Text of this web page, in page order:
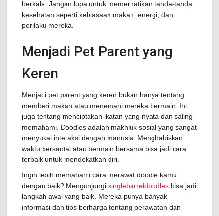
berkala. Jangan lupa untuk memerhatikan tanda-tanda
kesehatan seperti kebiasaan makan, energi, dan
perilaku mereka.
Menjadi Pet Parent yang
Keren
Menjadi pet parent yang keren bukan hanya tentang
memberi makan atau menemani mereka bermain. Ini
juga tentang menciptakan ikatan yang nyata dan saling
memahami. Doodles adalah makhluk sosial yang sangat
menyukai interaksi dengan manusia. Menghabiskan
waktu bersantai atau bermain bersama bisa jadi cara
terbaik untuk mendekatkan diri.
Ingin lebih memahami cara merawat doodle kamu
dengan baik? Mengunjungi singlebarreldoodles bisa jadi
langkah awal yang baik. Mereka punya banyak
informasi dan tips berharga tentang perawatan dan